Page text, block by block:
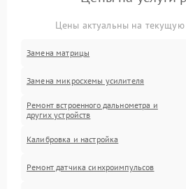
Цены актуальны на текущую
Замена матрицы
Замена микросхемы усилителя
Ремонт встроенного дальнометра и
других устройств
Калибровка и настройка
Ремонт датчика синхроимпульсов